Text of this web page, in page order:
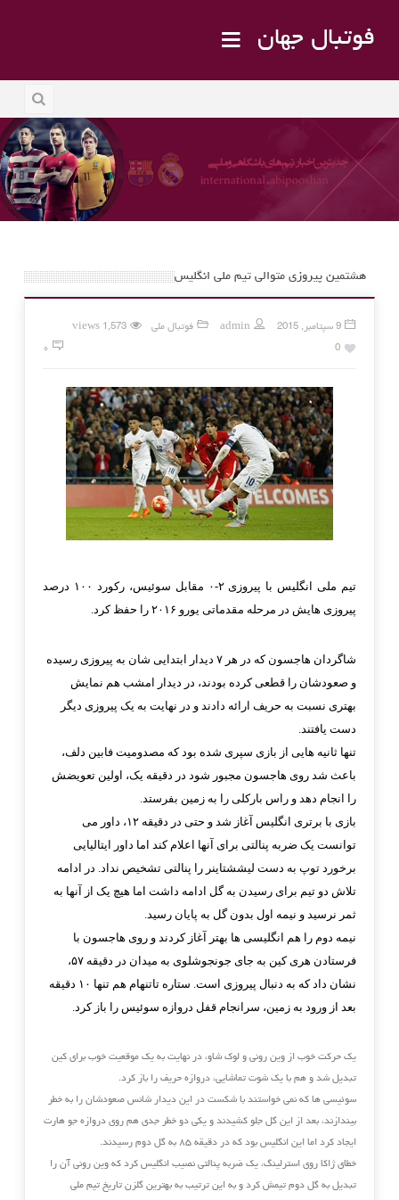
فوتبال جهان
هشتمین پیروزی متوالی تیم ملی انگلیس
9 سپتامبر, 2015 admin فوتبال ملی
1,573 views
0
۰
تیم ملی انگلیس با پیروزی ۲-۰ مقابل سوئیس، رکورد ۱۰۰ درصد
پیروزی هایش در مرحله مقدماتی یورو ۲۰۱۶ را حفظ کرد.
شاگردان هاجسون که در هر ۷ دیدار ابتدایی شان به پیروزی رسیده
و صعودشان را قطعی کرده ‏بودند، در دیدار امشب هم نمایش
بهتری نسبت به حریف ارائه دادند و در نهایت به یک پیروزی دیگر
دست یافتند.‏
تنها ثانیه هایی از بازی سپری شده بود که مصدومیت فابین دلف،
باعث شد روی هاجسون مجبور شود در دقیقه یک، ‏اولین تعویضش
را انجام دهد و راس بارکلی را به زمین بفرستد.‏
بازی با برتری انگلیس آغاز شد و حتی در دقیقه ۱۲، داور می
توانست یک ضربه پنالتی برای آنها اعلام کند اما داور ‏ایتالیایی
برخورد توپ به دست لیششتاینر را پنالتی تشخیص نداد. در ادامه
تلاش دو تیم برای رسیدن به گل ادامه داشت اما ‏هیچ یک از آنها به
ثمر نرسید و نیمه اول بدون گل به پایان رسید.‏
نیمه دوم را هم انگلیسی ها بهتر آغاز کردند و روی هاجسون با
فرستادن هری کین به جای جونجوشلوی به میدان در ‏دقیقه ۵۷،
نشان داد که به دنبال پیروزی است. ستاره تاتنهام هم تنها ۱۰ دقیقه
بعد از ورود به زمین، سرانجام قفل دروازه ‏سوئیس را باز کرد.
یک حرکت خوب از وین رونی و لوک شاو، در نهایت به یک موقعیت خوب برای کین
تبدیل شد و هم ‏با یک شوت تماشایی، دروازه حریف را باز کرد.‏
سوئیسی ها که نمی خواستند با شکست در این دیدار شانس صعودشان را به خطر
بیندازند، بعد از این گل جلو کشیدند و ‏یکی دو خطر جدی هم روی دروازه جو هارت
ایجاد کرد اما این انگلیس بود که در دقیقه ۸۵ به گل دوم رسیدند.‏
خطای ژاکا روی استرلینگ، یک ضربه پنالتی نصیب انگلیس کرد که وین رونی آن را
تبدیل به گل دوم تیمش کرد و به ‏این ترتیب به بهترین گلزن تاریخ تیم ملی